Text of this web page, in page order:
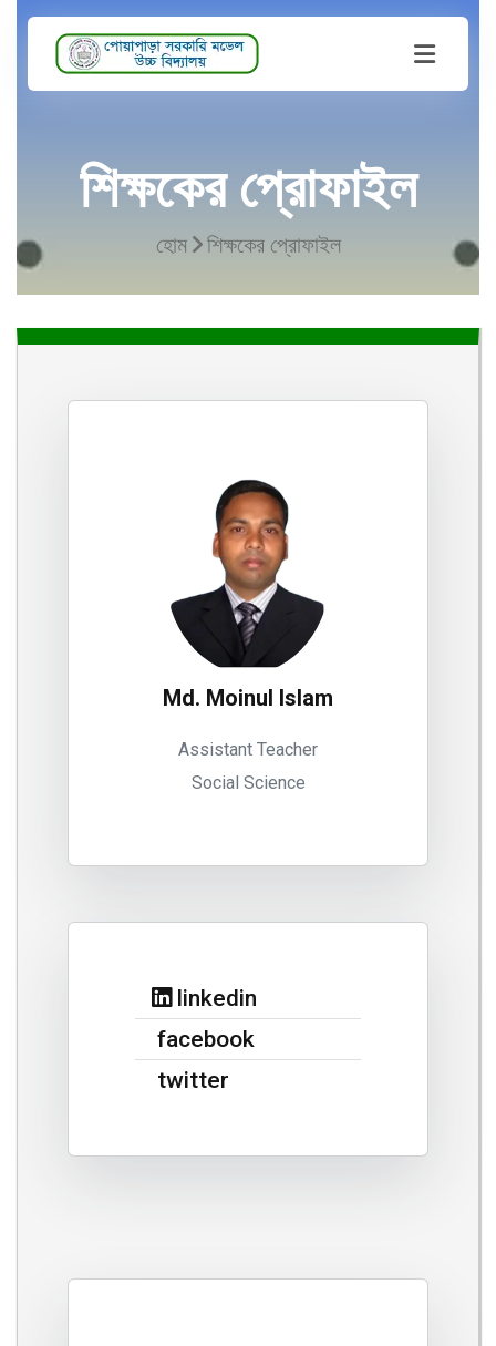
শিক্ষকের প্রোফাইল
হোম শিক্ষকের প্রোফাইল
Md. Moinul Islam
Assistant Teacher
Social Science
linkedin
facebook
twitter